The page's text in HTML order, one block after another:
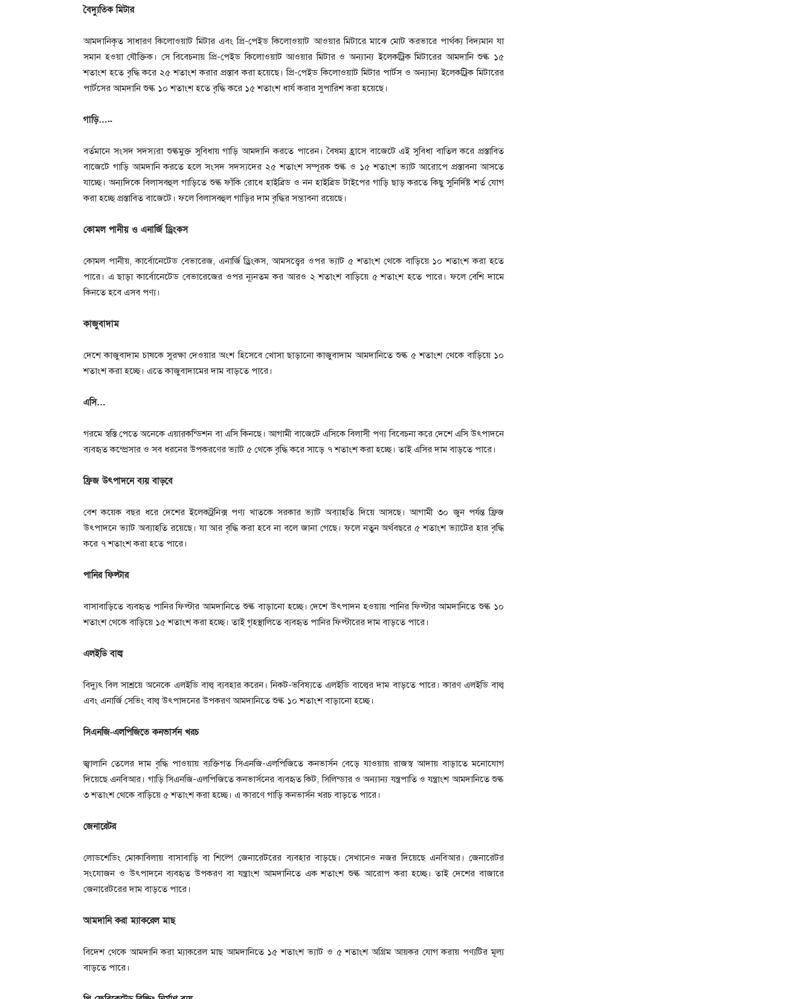
বৈদ্যুতিক মিটার
আমদানিকৃত সাধারণ কিলোওয়াট মিটার এবং প্রি-পেইড কিলোওয়াট আওয়ার মিটারে মাঝে মোট করভারে পার্থক্য বিদ্যমান যা
সমান হওয়া যৌক্তিক। সে বিবেচনায় প্রি-পেইড কিলোওয়াট আওয়ার মিটার ও অন্যান্য ইলেকট্রিক মিটারের আমদানি শুল্ক ১৫
শতাংশ হতে বৃদ্ধি করে ২৫ শতাংশ করার প্রস্তাব করা হয়েছে। প্রি-পেইড কিলোওয়াট মিটার পার্টস ও অন্যান্য ইলেকট্রিক মিটারের
পার্টসের আমদানি শুল্ক ১০ শতাংশ হতে বৃদ্ধি করে ১৫ শতাংশ ধার্য করার সুপারিশ করা হয়েছে।
গাড়ি…..
বর্তমানে সংসদ সদস্যরা শুল্কমুক্ত সুবিধায় গাড়ি আমদানি করতে পারেন। বৈষম্য হ্রাসে বাজেটে এই সুবিধা বাতিল করে প্রস্তাবিত
বাজেটে গাড়ি আমদানি করতে হলে সংসদ সদস্যদের ২৫ শতাংশ সম্পূরক শুল্ক ও ১৫ শতাংশ ভ্যাট আরোপে প্রস্তাবনা আসতে
যাচ্ছে। অন্যদিকে বিলাসবহুল গাড়িতে শুল্ক ফাঁকি রোধে হাইব্রিড ও নন হাইব্রিড টাইপের গাড়ি ছাড় করতে কিছু সুনির্দিষ্ট শর্ত যোগ
করা হচ্ছে প্রস্তাবিত বাজেটে। ফলে বিলাসবহুল গাড়ির দাম বৃদ্ধির সম্ভাবনা রয়েছে।
কোমল পানীয় ও এনার্জি ড্রিংকস
কোমল পানীয়, কার্বোনেটেড বেভারেজ, এনার্জি ড্রিংকস, আমসত্ত্বের ওপর ভ্যাট ৫ শতাংশ থেকে বাড়িয়ে ১০ শতাংশ করা হতে
পারে। এ ছাড়া কার্বোনেটেড বেভারেজের ওপর ন্যূনতম কর আরও ২ শতাংশ বাড়িয়ে ৫ শতাংশ হতে পারে। ফলে বেশি দামে
কিনতে হবে এসব পণ্য।
কাজুবাদাম
দেশে কাজুবাদাম চাষকে সুরক্ষা দেওয়ার অংশ হিসেবে খোসা ছাড়ানো কাজুবাদাম আমদানিতে শুল্ক ৫ শতাংশ থেকে বাড়িয়ে ১০
শতাংশ করা হচ্ছে। এতে কাজুবাদামের দাম বাড়তে পারে।
এসি…
গরমে স্বস্তি পেতে অনেকে এয়ারকন্ডিশন বা এসি কিনছে। আগামী বাজেটে এসিকে বিলাসী পণ্য বিবেচনা করে দেশে এসি উৎপাদনে
ব্যবহৃত কম্প্রেসার ও সব ধরনের উপকরণের ভ্যাট ৫ থেকে বৃদ্ধি করে সাড়ে ৭ শতাংশ করা হচ্ছে। তাই এসির দাম বাড়তে পারে।
ফ্রিজ উৎপাদনে ব্যয় বাড়বে
বেশ কয়েক বছর ধরে দেশের ইলেকট্রনিক্স পণ্য খাতকে সরকার ভ্যাট অব্যাহতি দিয়ে আসছে। আগামী ৩০ জুন পর্যন্ত ফ্রিজ
উৎপাদনে ভ্যাট অব্যাহতি রয়েছে। যা আর বৃদ্ধি করা হবে না বলে জানা গেছে। ফলে নতুন অর্থবছরে ৫ শতাংশ ভ্যাটের হার বৃদ্ধি
করে ৭ শতাংশ করা হতে পারে।
পানির ফিল্টার
বাসাবাড়িতে ব্যবহৃত পানির ফিল্টার আমদানিতে শুল্ক বাড়ানো হচ্ছে। দেশে উৎপাদন হওয়ায় পানির ফিল্টার আমদানিতে শুল্ক ১০
শতাংশ থেকে বাড়িয়ে ১৫ শতাংশ করা হচ্ছে। তাই গৃহস্থালিতে ব্যবহৃত পানির ফিল্টারের দাম বাড়তে পারে।
এলইডি বাল্ব
বিদ্যুৎ বিল সাশ্রয়ে অনেকে এলইডি বাল্ব ব্যবহার করেন। নিকট-ভবিষ্যতে এলইডি বাল্বের দাম বাড়তে পারে। কারণ এলইডি বাল্ব
এবং এনার্জি সেভিং বাল্ব উৎপাদনের উপকরণ আমদানিতে শুল্ক ১০ শতাংশ বাড়ানো হচ্ছে।
সিএনজি-এলপিজিতে কনভার্সন খরচ
জ্বালানি তেলের দাম বৃদ্ধি পাওয়ায় ব্যক্তিগত সিএনজি-এলপিজিতে কনভার্সন বেড়ে যাওয়ায় রাজস্ব আদায় বাড়াতে মনোযোগ
দিয়েছে এনবিআর। গাড়ি সিএনজি-এলপিজিতে কনভার্সনের ব্যবহৃত কিট, সিলিন্ডার ও অন্যান্য যন্ত্রপাতি ও যন্ত্রাংশ আমদানিতে শুল্ক
৩ শতাংশ থেকে বাড়িয়ে ৫ শতাংশ করা হচ্ছে। এ কারণে গাড়ি কনভার্সন খরচ বাড়তে পারে।
জেনারেটর
লোডশেডিং মোকাবিলায় বাসাবাড়ি বা শিল্পে জেনারেটরের ব্যবহার বাড়ছে। সেখানেও নজর দিয়েছে এনবিআর। জেনারেটর
সংযোজন ও উৎপাদনে ব্যবহৃত উপকরণ বা যন্ত্রাংশ আমদানিতে এক শতাংশ শুল্ক আরোপ করা হচ্ছে। তাই দেশের বাজারে
জেনারেটরের দাম বাড়তে পারে।
আমদানি করা ম্যাকরেল মাছ
বিদেশ থেকে আমদানি করা ম্যাকরেল মাছ আমদানিতে ১৫ শতাংশ ভ্যাট ও ৫ শতাংশ অগ্রিম আয়কর যোগ করায় পণ্যটির মূল্য
বাড়তে পারে।